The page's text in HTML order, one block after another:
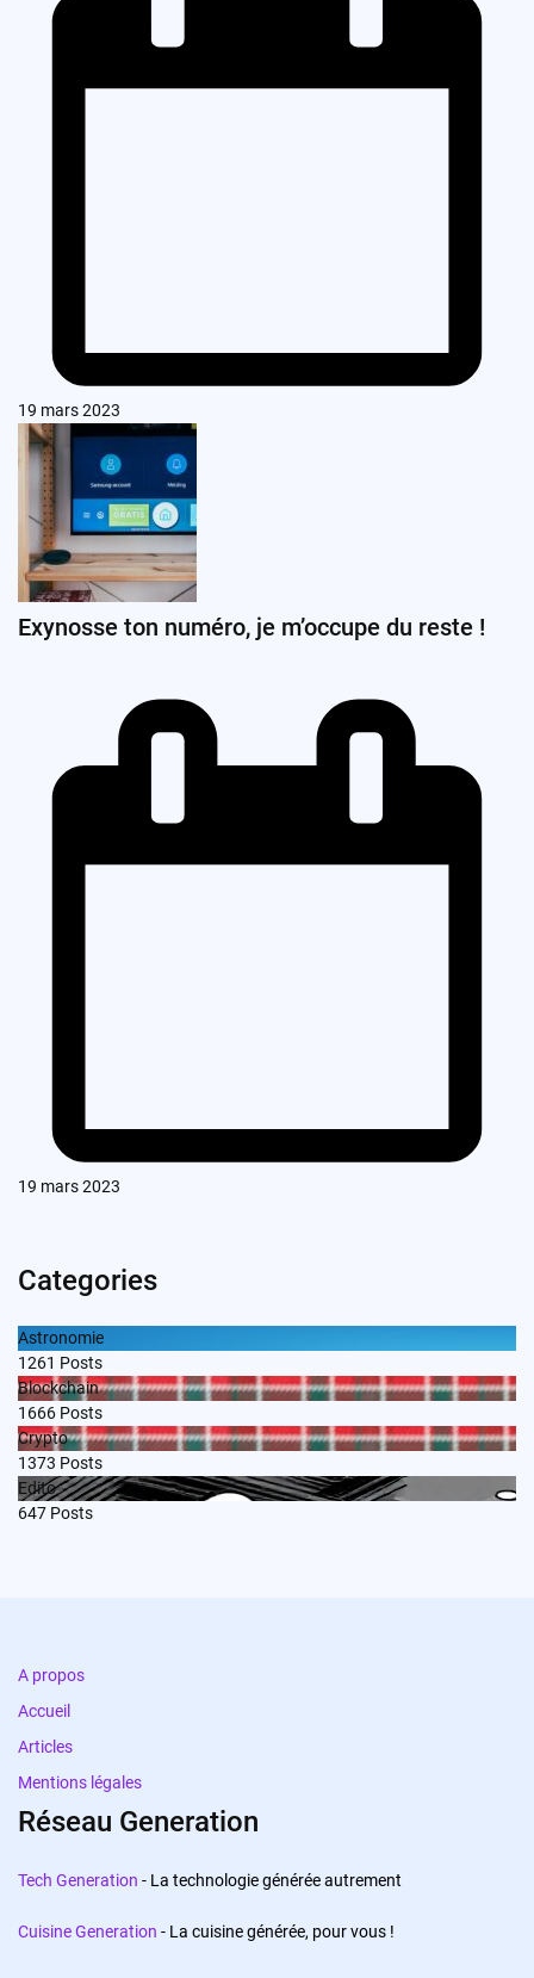
19 mars 2023
Exynosse ton numéro, je m’occupe du reste !
19 mars 2023
Categories
Astronomie
1261 Posts
Blockchain
1666 Posts
Crypto
1373 Posts
Edito
647 Posts
A propos
Accueil
Articles
Mentions légales
Réseau Generation
Tech Generation - La technologie générée autrement
Cuisine Generation - La cuisine générée, pour vous !